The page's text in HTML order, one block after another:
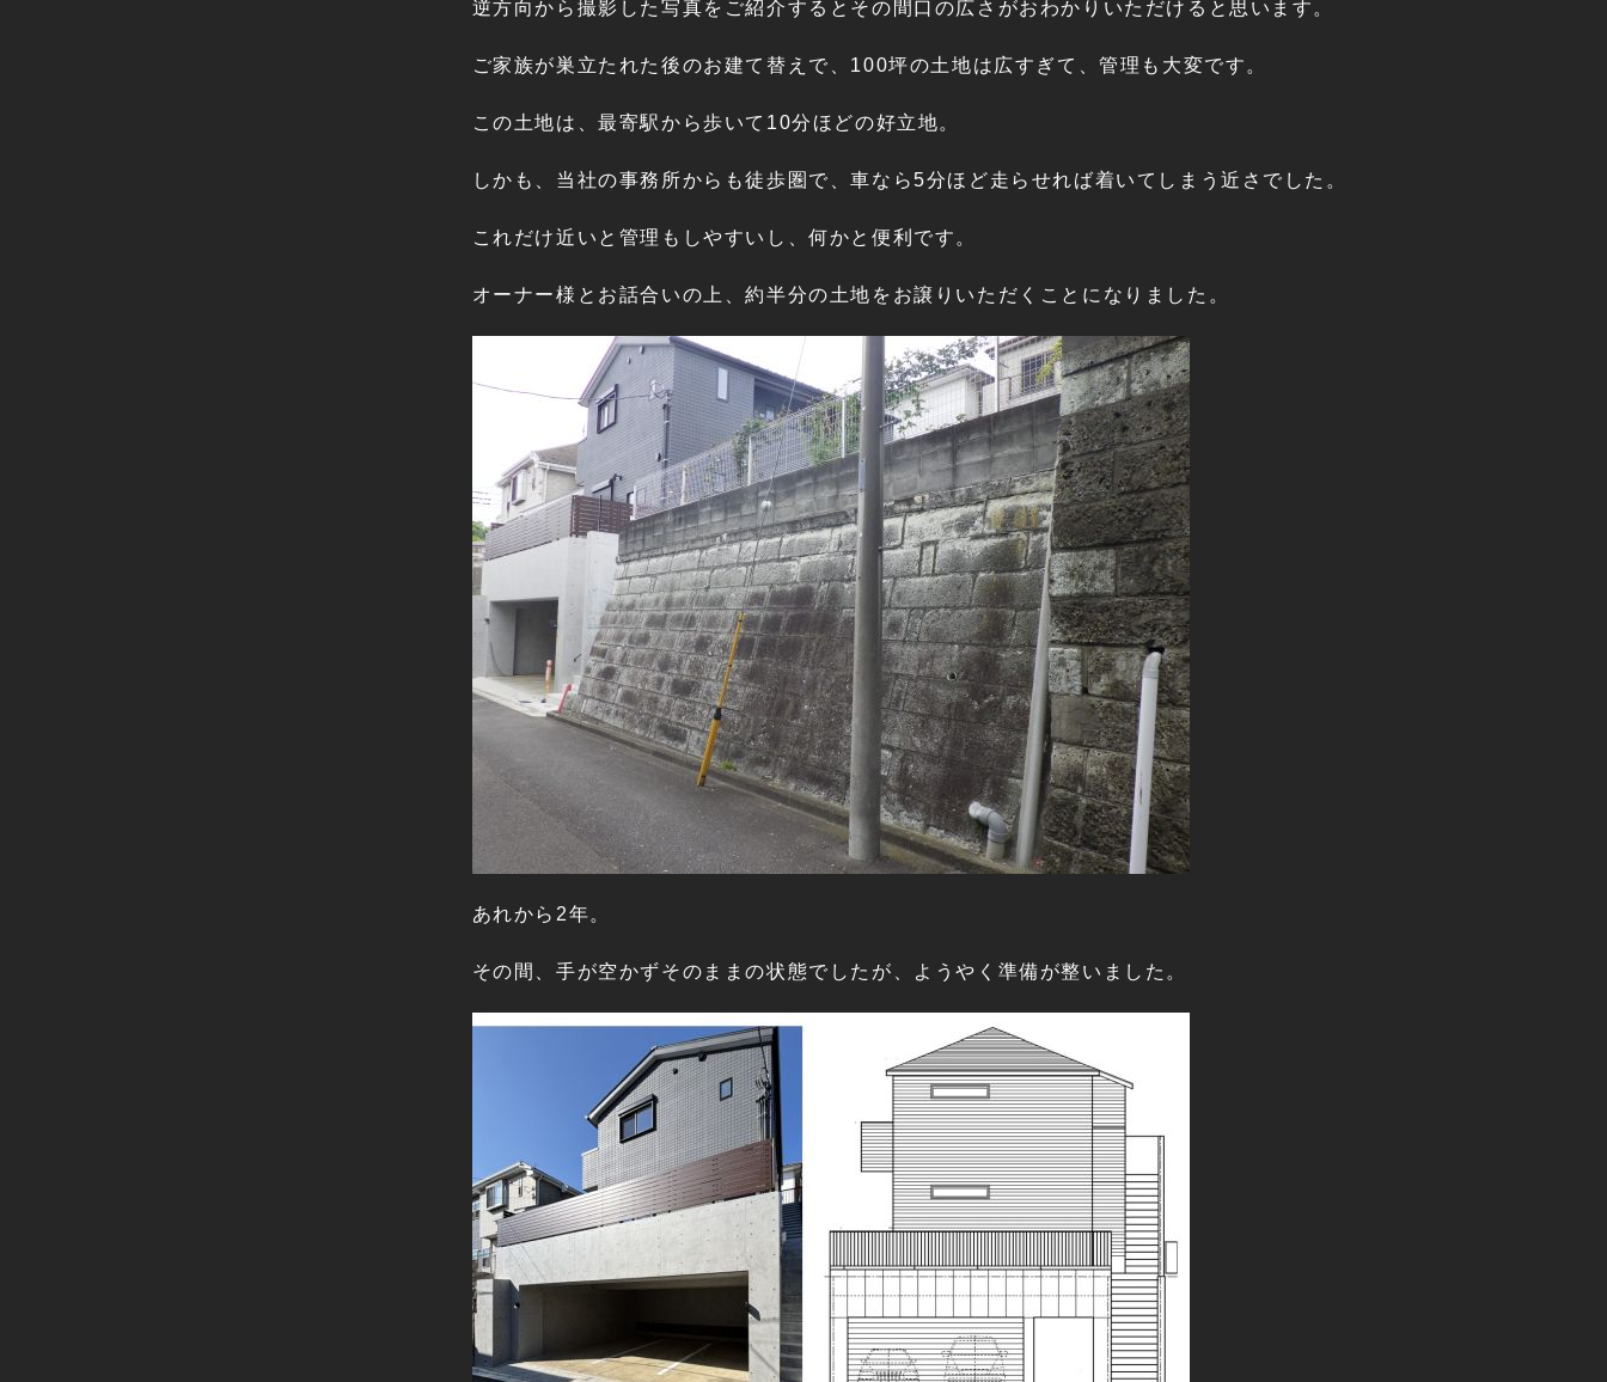
逆方向から撮影した写真をご紹介するとその間口の広さがおわかりいただけると思います。
ご家族が巣立たれた後のお建て替えで、100坪の土地は広すぎて、管理も大変です。
この土地は、最寄駅から歩いて10分ほどの好立地。
しかも、当社の事務所からも徒歩圏で、車なら5分ほど走らせれば着いてしまう近さでした。
これだけ近いと管理もしやすいし、何かと便利です。
オーナー様とお話合いの上、約半分の土地をお譲りいただくことになりました。
あれから2年。
その間、手が空かずそのままの状態でしたが、ようやく準備が整いました。